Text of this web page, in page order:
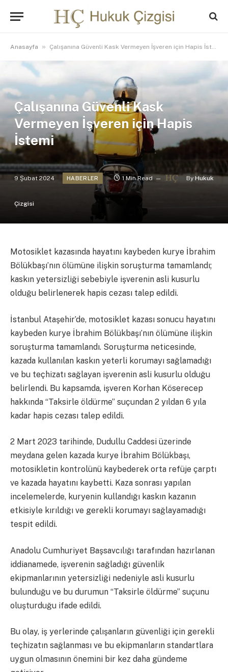
Anasayfa » Çalışanına Güvenli Kask Vermeyen İşveren için Hapis İstemi
Çalışanına Güvenli Kask
Vermeyen İşveren için Hapis
İstemi
9 Şubat 2024 HABERLER 1 Min Read By Hukuk
Çizgisi
Motosiklet kazasında hayatını kaybeden kurye İbrahim
Bölükbaşı’nın ölümüne ilişkin soruşturma tamamlandı;
kaskın yetersizliği sebebiyle işverenin asli kusurlu
olduğu belirlenerek hapis cezası talep edildi.
İstanbul Ataşehir’de, motosiklet kazası sonucu hayatını
kaybeden kurye İbrahim Bölükbaşı’nın ölümüne ilişkin
soruşturma tamamlandı. Soruşturma neticesinde,
kazada kullanılan kaskın yeterli korumayı sağlamadığı
ve bu teçhizatı sağlayan işverenin asli kusurlu olduğu
belirlendi. Bu kapsamda, işveren Korhan Köserecep
hakkında “Taksirle öldürme” suçundan 2 yıldan 6 yıla
kadar hapis cezası talep edildi.
2 Mart 2023 tarihinde, Dudullu Caddesi üzerinde
meydana gelen kazada kurye İbrahim Bölükbaşı,
motosikletin kontrolünü kaybederek orta refüje çarptı
ve kazada hayatını kaybetti. Kaza sonrası yapılan
incelemelerde, kuryenin kullandığı kaskın kazanın
etkisiyle kırıldığı ve gerekli korumayı sağlayamadığı
tespit edildi.
Anadolu Cumhuriyet Başsavcılığı tarafından hazırlanan
iddianamede, işverenin sağladığı güvenlik
ekipmanlarının yetersizliği nedeniyle asli kusurlu
bulunduğu ve bu durumun “Taksirle öldürme” suçunu
oluşturduğu ifade edildi.
Bu olay, iş yerlerinde çalışanların güvenliği için gerekli
teçhizatın sağlanması ve bu ekipmanların standartlara
uygun olmasının önemini bir kez daha gündeme